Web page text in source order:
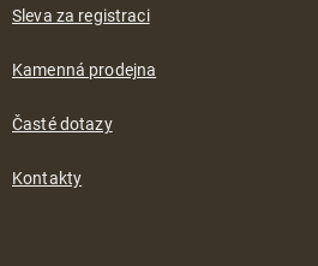
Sleva za registraci
Kamenná prodejna
Časté dotazy
Kontakty